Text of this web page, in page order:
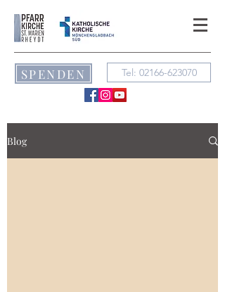
SPENDEN Tel: 02166-623070
Blog